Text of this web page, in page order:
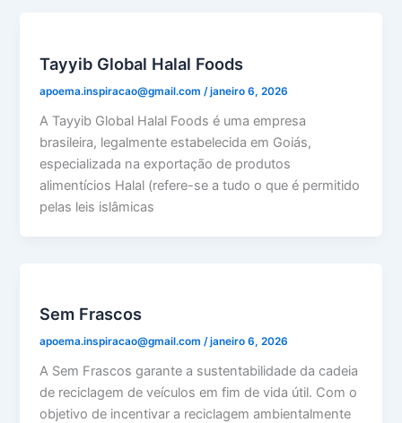
Tayyib Global Halal Foods
apoema.inspiracao@gmail.com /janeiro 6, 2026
A Tayyib Global Halal Foods é uma empresa
brasileira, legalmente estabelecida em Goiás,
especializada na exportação de produtos
alimentícios Halal (refere-se a tudo o que é permitido
pelas leis islâmicas
Sem Frascos
apoema.inspiracao@gmail.com/janeiro 6, 2026
A Sem Frascos garante a sustentabilidade da cadeia
de reciclagem de veículos em fim de vida útil. Com o
objetivo de incentivar a reciclagem ambientalmente